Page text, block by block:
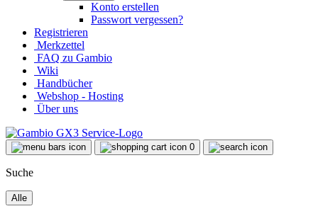
Konto erstellen
Passwort vergessen?
Registrieren
Merkzettel
FAQ zu Gambio
Wiki
Handbücher
Webshop - Hosting
Über uns
0
Suche
Alle